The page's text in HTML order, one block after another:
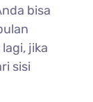
bisa
jika
sisi